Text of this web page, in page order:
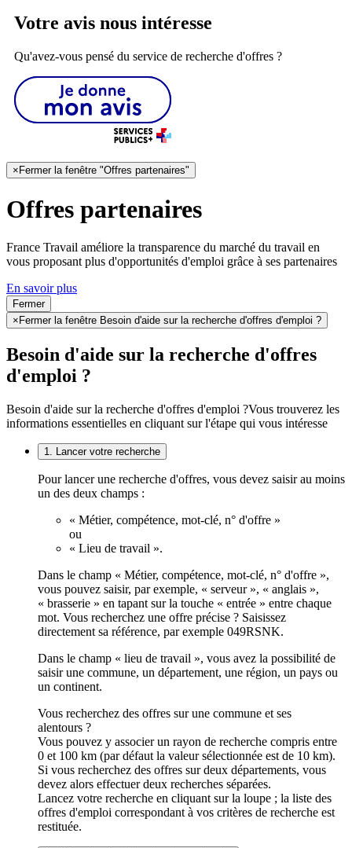
Votre avis nous intéresse
Qu'avez-vous pensé du service de recherche d'offres ?
×Fermer la fenêtre "Offres partenaires"
Offres partenaires
France Travail améliore la transparence du marché du travail en
vous proposant plus d'opportunités d'emploi grâce à ses partenaires
En savoir plus
Fermer
× Fermer la fenêtre Besoin d'aide sur la recherche d'offres d'emploi ?
Besoin d'aide sur la recherche d'offres
d'emploi ?
Besoin d'aide sur la recherche d'offres d'emploi ?Vous trouverez les
informations essentielles en cliquant sur l'étape qui vous intéresse
1. Lancer votre recherche
Pour lancer une recherche d'offres, vous devez saisir au moins
un des deux champs :
« Métier, compétence, mot-clé, n° d'offre »
ou
« Lieu de travail ».
Dans le champ « Métier, compétence, mot-clé, n° d'offre »,
vous pouvez saisir, par exemple, « serveur », « anglais »,
« brasserie » en tapant sur la touche « entrée » entre chaque
mot. Vous recherchez une offre précise ? Saisissez
directement sa référence, par exemple 049RSNK.
Dans le champ « lieu de travail », vous avez la possibilité de
saisir une commune, un département, une région, un pays ou
un continent.
Vous recherchez des offres sur une commune et ses
alentours ?
Vous pouvez y associer un rayon de recherche compris entre
0 et 100 km (par défaut la valeur sélectionnée est de 10 km).
Si vous recherchez des offres sur deux départements, vous
devez alors effectuer deux recherches séparées.
Lancez votre recherche en cliquant sur la loupe ; la liste des
offres d'emploi correspondant à vos critères de recherche est
restituée.